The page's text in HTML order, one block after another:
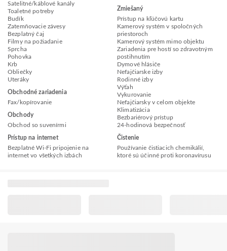
Satelitné/káblové kanály
Toaletné potreby
Budík
Zatemňovacie závesy
Bezplatný čaj
Filmy na požiadanie
Sprcha
Pohovka
Krb
Obliečky
Uteráky
Obchodné zariadenia
Fax/kopírovanie
Obchody
Obchod so suvenírmi
Prístup na internet
Bezplatné Wi-Fi pripojenie na
internet vo všetkých izbách
Zmiešaný
Prístup na kľúčovú kartu
Kamerový systém v spoločných
priestoroch
Kamerový systém mimo objektu
Zariadenia pre hostí so zdravotným
postihnutím
Dymové hlásiče
Nefajčiarske izby
Rodinné izby
Výťah
Vykurovanie
Nefajčiarsky v celom objekte
Klimatizácia
Bezbariérový prístup
24-hodinová bezpečnosť
Čistenie
Používanie čistiacich chemikálií,
ktoré sú účinné proti koronavírusu